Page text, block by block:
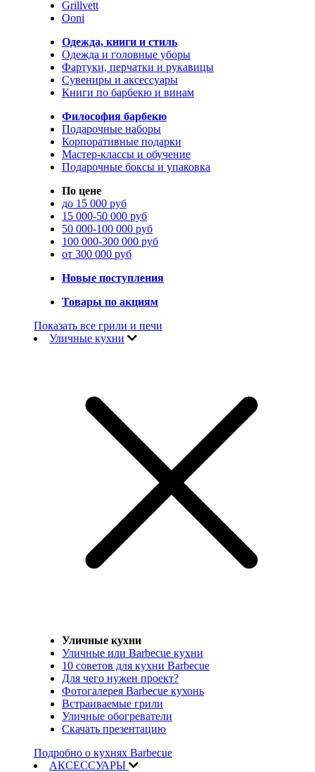
Grillvett
Ooni
Одежда, книги и стиль
Одежда и головные уборы
Фартуки, перчатки и рукавицы
Сувениры и аксессуары
Книги по барбекю и винам
Философия барбекю
Подарочные наборы
Корпоративные подарки
Мастер-классы и обучение
Подарочные боксы и упаковка
По цене
до 15 000 руб
15 000-50 000 руб
50 000-100 000 руб
100 000-300 000 руб
от 300 000 руб
Новые поступления
Товары по акциям
Показать все грили и печи
Уличные кухни
Уличные кухни
Уличные или Barbecue кухни
10 советов для кухни Barbecue
Для чего нужен проект?
Фотогалерея Barbecue кухонь
Встраиваемые грили
Уличные обогреватели
Скачать презентацию
Подробно о кухнях Barbecue
АКСЕССУАРЫ